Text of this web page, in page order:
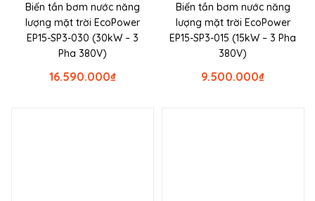
Biến tần bơm nước năng
lượng mặt trời EcoPower
EP15-SP3-030 (30kW – 3
Pha 380V)
₫
16.590.000
Biến tần bơm nước năng
lượng mặt trời EcoPower
EP15-SP3-015 (15kW – 3 Pha
380V)
₫
9.500.000